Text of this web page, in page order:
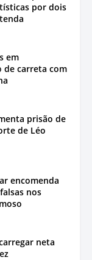
por dois
em
carreta com
prisão de
de Léo
encomenda
nos
neta